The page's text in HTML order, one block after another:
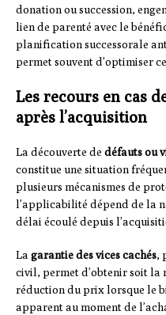
donation ou succession,
lien de parenté avec le
planification successorale
permet souvent d’optimiser
Les recours en cas
après l’acquisition
La découverte de défauts ou
constitue une situation
plusieurs mécanismes de
l’applicabilité dépend de la
délai écoulé depuis
La garantie des vices cachés,
civil, permet d’obtenir soit la
réduction du prix lorsque le
apparent au moment de